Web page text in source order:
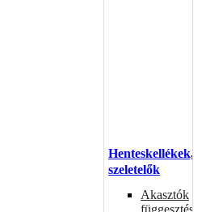
Henteskellékek,
szeletelők
Akasztók
függesztéshez